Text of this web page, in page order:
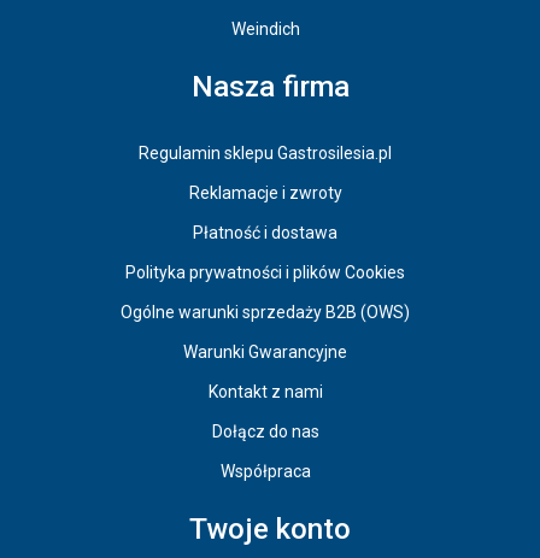
Weindich
Nasza firma
Regulamin sklepu Gastrosilesia.pl
Reklamacje i zwroty
Płatność i dostawa
Polityka prywatności i plików Cookies
Ogólne warunki sprzedaży B2B (OWS)
Warunki Gwarancyjne
Kontakt z nami
Dołącz do nas
Współpraca
Twoje konto